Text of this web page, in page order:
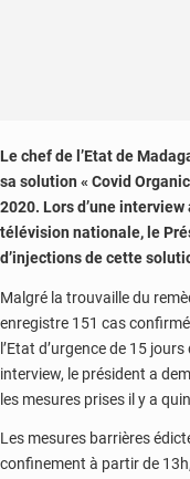
Le chef de l’Etat de
sa solution « Covid
2020. Lors d’une
télévision nationale, le
d’injections de cette
Malgré la trouvaille du
enregistre 151 cas
l’Etat d’urgence de 15
interview, le président a
les mesures prises il y a
Les mesures barrières
confinement à partir de